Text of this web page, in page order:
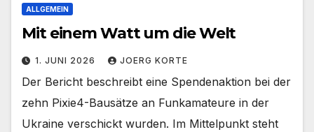
ALLGEMEIN
Mit einem Watt um die Welt
1. JUNI 2026 JOERG KORTE
Der Bericht beschreibt eine Spendenaktion bei der
zehn Pixie4-Bausätze an Funkamateure in der
Ukraine verschickt wurden. Im Mittelpunkt steht